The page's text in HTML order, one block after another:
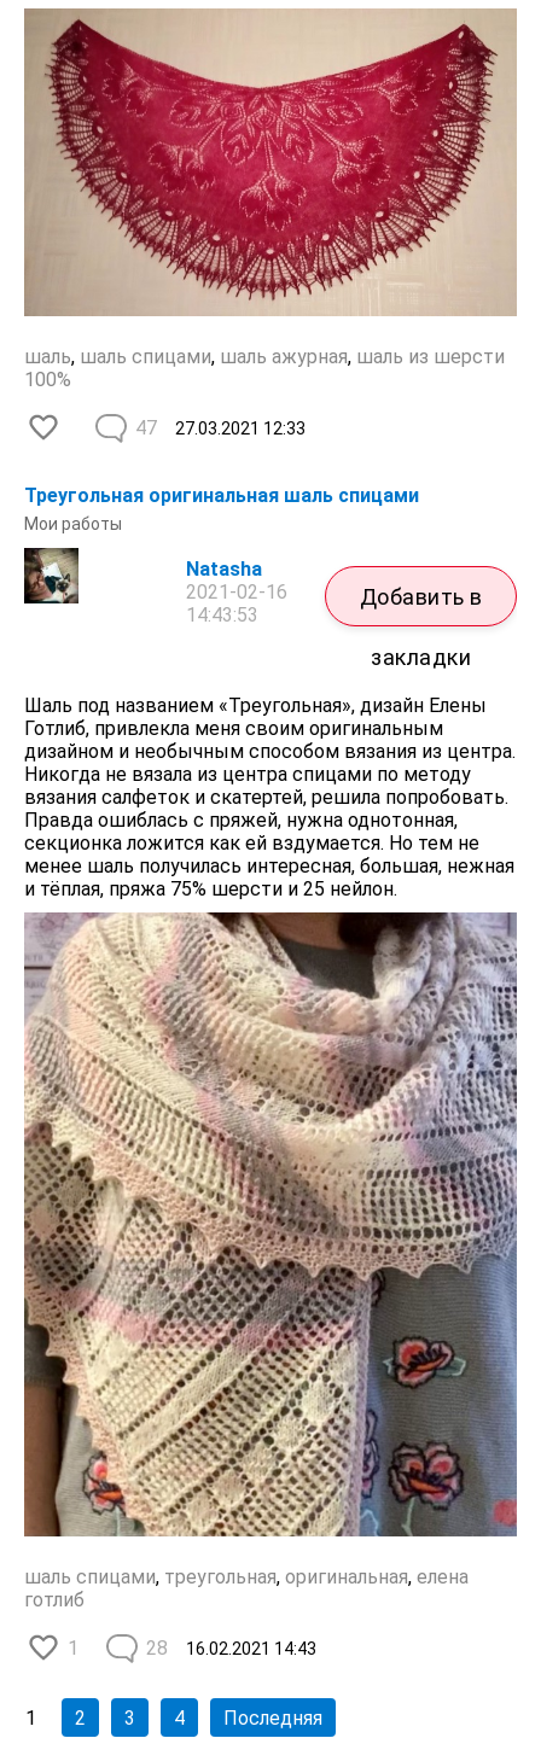
шаль, шаль спицами, шаль ажурная, шаль из шерсти
100%
27.03.2021 12:33
47
Треугольная оригинальная шаль спицами
Мои работы
Natasha
2021-02-16
14:43:53
Добавить в
закладки
Шаль под названием «Треугольная», дизайн Елены
Готлиб, привлекла меня своим оригинальным
дизайном и необычным способом вязания из центра.
Никогда не вязала из центра спицами по методу
вязания салфеток и скатертей, решила попробовать.
Правда ошиблась с пряжей, нужна однотонная,
секционка ложится как ей вздумается. Но тем не
менее шаль получилась интересная, большая, нежная
и тёплая, пряжа 75% шерсти и 25 нейлон.
шаль спицами, треугольная, оригинальная, елена
готлиб
1 16.02.2021 14:43
28
1 2 3 4 Последняя